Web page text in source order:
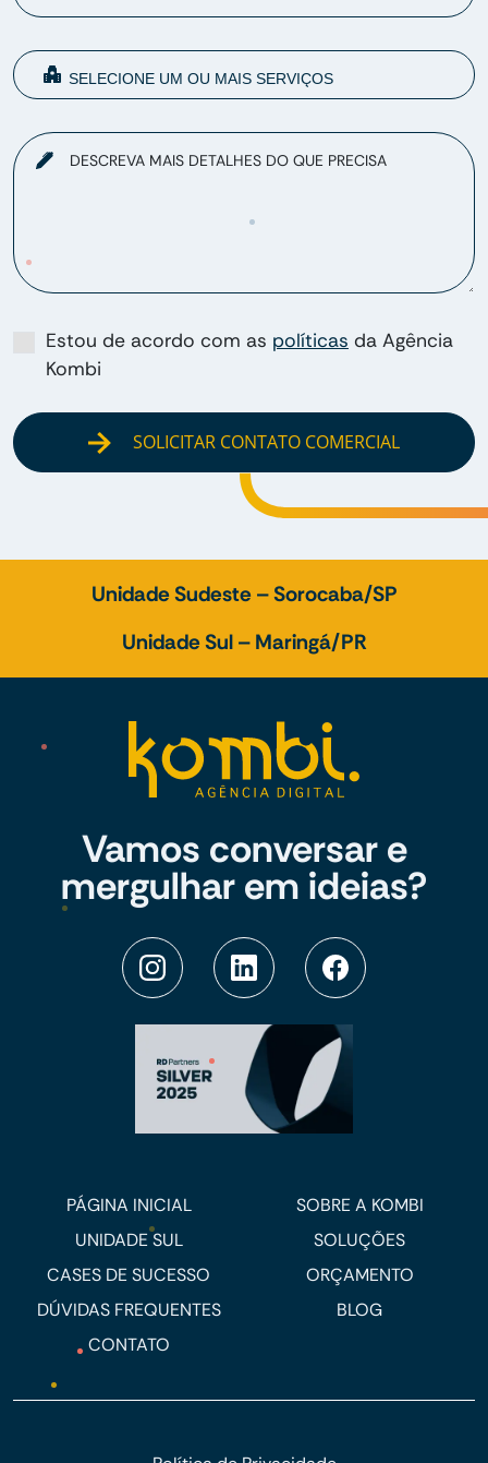
DESCREVA MAIS DETALHES DO QUE PRECISA
Estou de acordo com as políticas da Agência
Kombi
SOLICITAR CONTATO COMERCIAL
Unidade Sudeste – Sorocaba/SP
Unidade Sul – Maringá/PR
Vamos conversar e
mergulhar em ideias?
PÁGINA INICIAL
SOBRE A KOMBI
UNIDADE SUL
SOLUÇÕES
CASES DE SUCESSO
ORÇAMENTO
DÚVIDAS FREQUENTES
BLOG
CONTATO